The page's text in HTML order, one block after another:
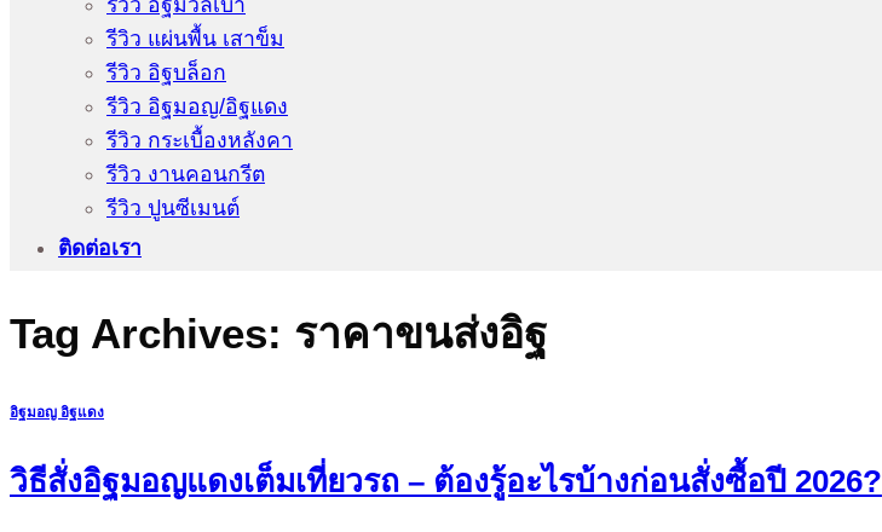
รีวิว แผ่นพื้น เสาข็ม
รีวิว อิฐบล็อก
รีวิว อิฐมอญ/อิฐแดง
รีวิว กระเบื้องหลังคา
รีวิว งานคอนกรีต
รีวิว ปูนซีเมนต์
ติดต่อเรา
Tag Archives: ราคาขนส่งอิฐ
อิฐมอญ อิฐแดง
วิธีสั่งอิฐมอญแดงเต็มเที่ยวรถ – ต้องรู้อะไรบ้างก่อนสั่งซื้อปี 2026?